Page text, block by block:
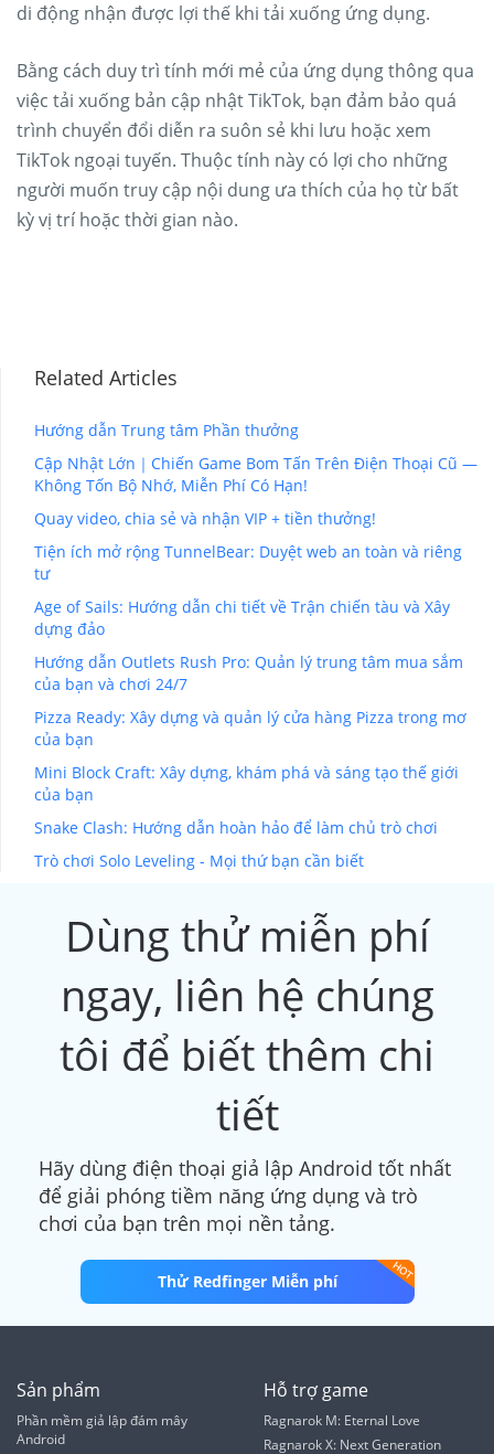
di động nhận được lợi thế khi tải xuống ứng dụng.
Bằng cách duy trì tính mới mẻ của ứng dụng thông qua
việc tải xuống bản cập nhật TikTok, bạn đảm bảo quá
trình chuyển đổi diễn ra suôn sẻ khi lưu hoặc xem
TikTok ngoại tuyến. Thuộc tính này có lợi cho những
người muốn truy cập nội dung ưa thích của họ từ bất
kỳ vị trí hoặc thời gian nào.
Related Articles
Hướng dẫn Trung tâm Phần thưởng
Cập Nhật Lớn｜Chiến Game Bom Tấn Trên Điện Thoại Cũ —
Không Tốn Bộ Nhớ, Miễn Phí Có Hạn!
Quay video, chia sẻ và nhận VIP + tiền thưởng!
Tiện ích mở rộng TunnelBear: Duyệt web an toàn và riêng
tư
Age of Sails: Hướng dẫn chi tiết về Trận chiến tàu và Xây
dựng đảo
Hướng dẫn Outlets Rush Pro: Quản lý trung tâm mua sắm
của bạn và chơi 24/7
Pizza Ready: Xây dựng và quản lý cửa hàng Pizza trong mơ
của bạn
Mini Block Craft: Xây dựng, khám phá và sáng tạo thế giới
của bạn
Snake Clash: Hướng dẫn hoàn hảo để làm chủ trò chơi
Trò chơi Solo Leveling - Mọi thứ bạn cần biết
Dùng thử miễn phí
ngay, liên hệ chúng
tôi để biết thêm chi
tiết
Hãy dùng điện thoại giả lập Android tốt nhất
để giải phóng tiềm năng ứng dụng và trò
chơi của bạn trên mọi nền tảng.
Thử Redfinger Miễn phí
Sản phẩm
Phần mềm giả lập đám mây
Android
Hỗ trợ game
Ragnarok M: Eternal Love
Ragnarok X: Next Generation